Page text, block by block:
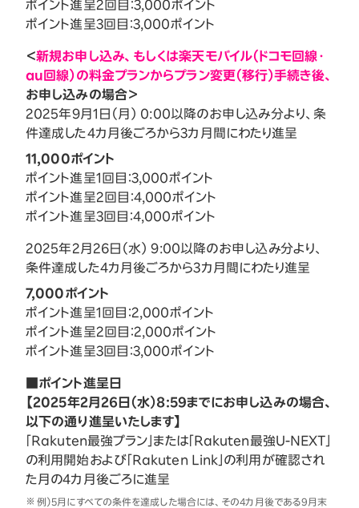
ポイント進呈2回目：3,000ポイント
ポイント進呈3回目：3,000ポイント
＜新規お申し込み、もしくは楽天モバイル（ドコモ回線・
au回線）の料金プランからプラン変更（移行）手続き後、
お申し込みの場合＞
2025年9月1日（月） 0:00以降のお申し込み分より、条
件達成した4カ月後ごろから3カ月間にわたり進呈
11,000ポイント
ポイント進呈1回目：3,000ポイント
ポイント進呈2回目：4,000ポイント
ポイント進呈3回目：4,000ポイント
2025年2月26日（水） 9:00以降のお申し込み分より、
条件達成した4カ月後ごろから3カ月間にわたり進呈
7,000ポイント
ポイント進呈1回目：2,000ポイント
ポイント進呈2回目：2,000ポイント
ポイント進呈3回目：3,000ポイント
■ポイント進呈日
【2025年2月26日（水）8:59までにお申し込みの場合、
以下の通り進呈いたします】
「Rakuten最強プラン」または「Rakuten最強U-NEXT」
の利用開始および「Rakuten Link」の利用が確認され
た月の4カ月後ごろに進呈
例）5月にすべての条件を達成した場合には、その4カ月後である9月末